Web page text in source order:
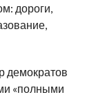
дороги,
демократов
«полными